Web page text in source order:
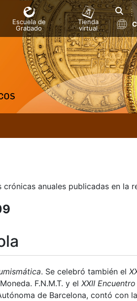
Escuela de
Grabado
Tienda
virtual
anuales publicadas en la
. Se celebró también el
F.N.M.T. y el XXII
de Barcelona, contó con